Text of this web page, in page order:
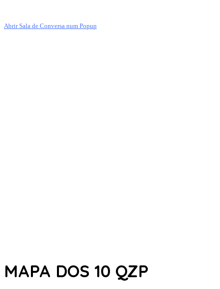
Abrir Sala de Conversa num Popup
MAPA DOS 10 QZP